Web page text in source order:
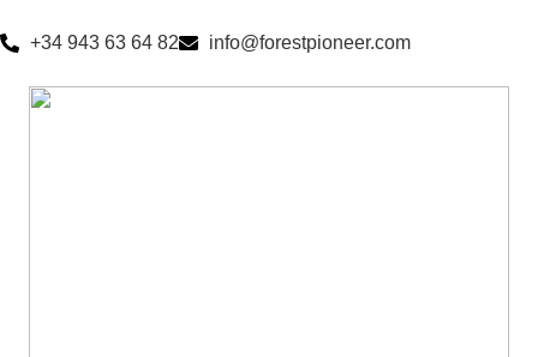
+34 943 63 64 82 info@forestpioneer.com